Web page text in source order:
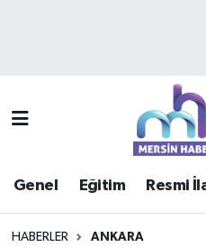
Genel Eğitim Resmi
HABERLER ANKARA
Mersin Trafik
Süper Lig Puan